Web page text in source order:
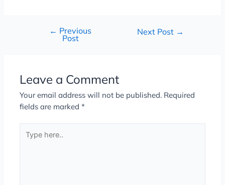
← Previous
Post
Next Post →
Leave a Comment
Your email address will not be published. Required
fields are marked*
here..